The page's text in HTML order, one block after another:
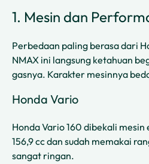
1. Mesin dan
Perbedaan paling berasa dari
NMAX ini langsung ketahuan
gasnya. Karakter mesinnya
Honda Vario
Honda Vario 160 dibekali
156,9 cc dan sudah memakai
sangat ringan.